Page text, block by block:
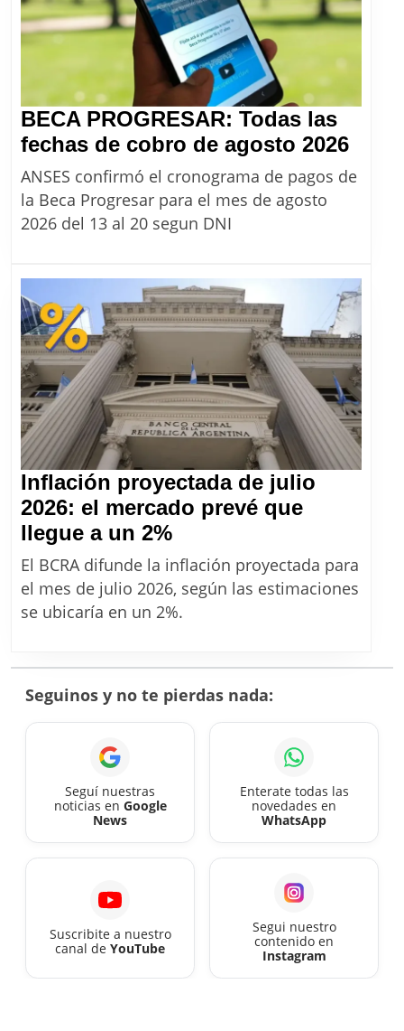
BECA PROGRESAR: Todas las
fechas de cobro de agosto 2026
2026
ANSES confirmó el cronograma de pagos de
la Beca Progresar para el mes de agosto
2026 del 13 al 20 segun DNI
Inflación proyectada de julio
2026: el mercado prevé que
llegue a un 2%Inflación
proyectada
de
julio
mercado
prevé
que
2%
El BCRA difunde la inflación proyectada para
el mes de julio 2026, según las estimaciones
se ubicaría en un 2%.
Seguinos y no te pierdas nada:
Seguí nuestras
noticias en Google
News
Enterate todas las
novedades en
WhatsApp
Suscribite a nuestro
canal de YouTube
Segui nuestro
contenido en
Instagram